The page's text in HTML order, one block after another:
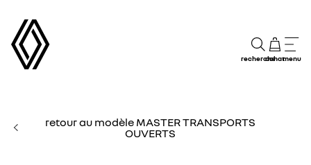
rechercheachatmenu
retour au modèle MASTER TRANSPORTS
OUVERTS